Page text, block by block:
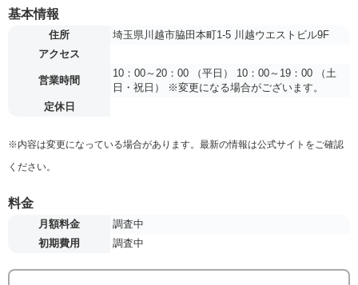
基本情報
住所
埼玉県川越市脇田本町1-5 川越ウエストビル9F
アクセス
営業時間
10：00～20：00 （平日） 10：00～19：00 （土
日・祝日） ※変更になる場合がございます。
定休日
※内容は変更になっている場合があります。最新の情報は公式サイトをご確認
ください。
料金
月額料金
調査中
初期費用
調査中